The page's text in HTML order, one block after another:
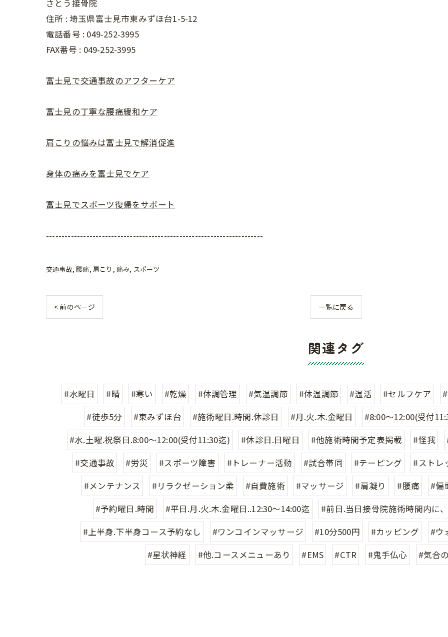
さとう接骨院
住所 : 埼玉県富士見市東みずほ台1-5-12
電話番号 : 049-252-3995
FAX番号 : 049-252-3995
富士見で交通事故のアフターケア
富士見の丁寧な腰痛緩和ケア
肩こりの悩みは富士見で解消促進
身体の痛みを富士見でケア
富士見でスポーツ復帰をサポート
----------------------------------------------------------------------
交通事故 腰痛 肩こり 痛み スポーツ
< 前のページ 一覧に戻る
関連タグ
#水曜日 #晴 #寒い #乾燥 #体調管理 #気温調節 #体温調節 #温活 #セルフケア
#徒歩5分
#東みずほ台 #施術曜日.時間.休診日 #月.火.木.金曜日 #8:00〜12:00(受付
#水.土曜.祝祭日.8:00〜12:00(受付11:30迄)
#休診日.日曜日 #他施術時間予定表掲載 #怪我
#交通事故
#労災 #スポーツ障害 #トレーナー活動 #試合帯同 #テーピング #ストレ
#メンテナンス
#リラクゼーション柔 #自費施術 #マッサージ #肩凝り #腰痛 #偏
#予約曜日.時間
#平日.月.火.木.金曜日..12:30〜14:00迄 #前日.当日接骨院施術時間内に
#上半身.下半身コース予約なし
#ワンコインマッサージ #10分500円 #カッピング #ウ
#星状神経
#他.コースメニューあり #EMS #CTR #鬼手仏心 #気合